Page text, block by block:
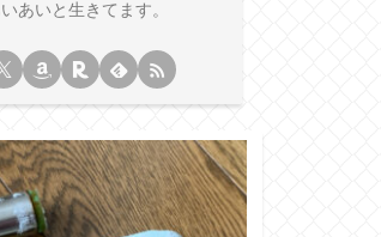
あいと生きてます。